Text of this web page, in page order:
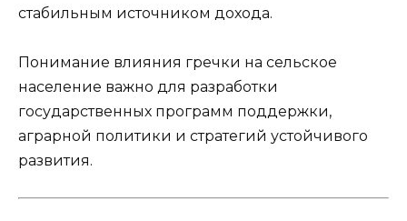
стабильным источником дохода.
Понимание влияния гречки на сельское
население важно для разработки
государственных программ поддержки,
аграрной политики и стратегий устойчивого
развития.